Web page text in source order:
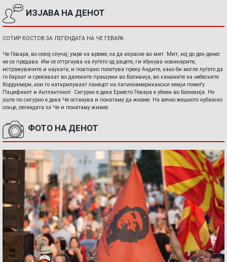
ИЗЈАВА НА ДЕНОТ
СОТИР КОСТОВ ЗА ЛЕГЕНДАТА НА ЧЕ ГЕВАРА
Че Гевара, во секој случај, умре на време, за да израсне во мит. Мит, кој до ден денес
не се предава. Им се оттргнува на луѓето од рацете, ги збунува новинарите,
истражувачите и науката, и повторно полетува преку Андите, како би могле луѓето да
го бараат и среќаваат во далеките прашуми во Боливија, во кањоните на небеските
Кордиљери, кои го наткрилуваат ланецот на латиноамерикански земји помеѓу
Пацификот и Антлантикот. Сигурно е дека Ернесто Гевара е убиен во Боливија. Но
уште по сигурно е дека Че останува и понатаму да живее. На вечно жешкото кубанско
сонце, легендата за Че и понатаму живее.
ФОТО НА ДЕНОТ